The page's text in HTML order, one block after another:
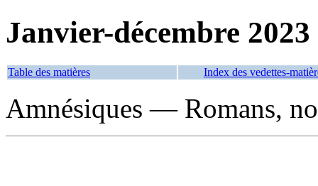
Janvier-décembre 2023
Table des matières Index des vedettes-
Amnésiques — Romans,